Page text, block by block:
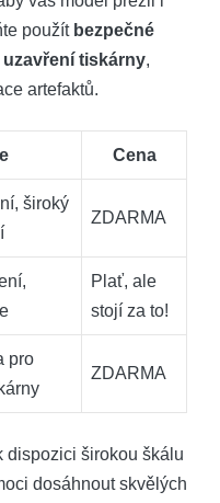
použít bezpečné
tiskárny,
artefaktů.
Cena
široký
ZDARMA
Plať, ale
stojí za to!
pro
ZDARMA
dispozici širokou škálu
dosáhnout skvělých